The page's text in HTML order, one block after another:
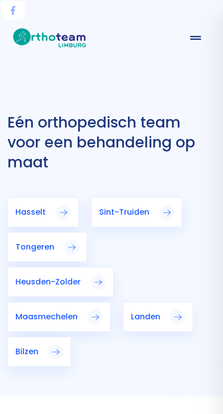
Eén orthopedisch team
voor een behandeling op
maat
Hasselt Sint-Truiden
Tongeren
Heusden-Zolder
Maasmechelen Landen
Bilzen